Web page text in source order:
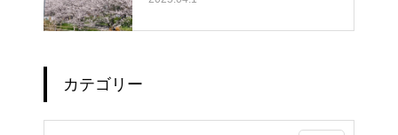
カテゴリー